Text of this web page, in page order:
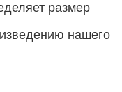
размер
нашего